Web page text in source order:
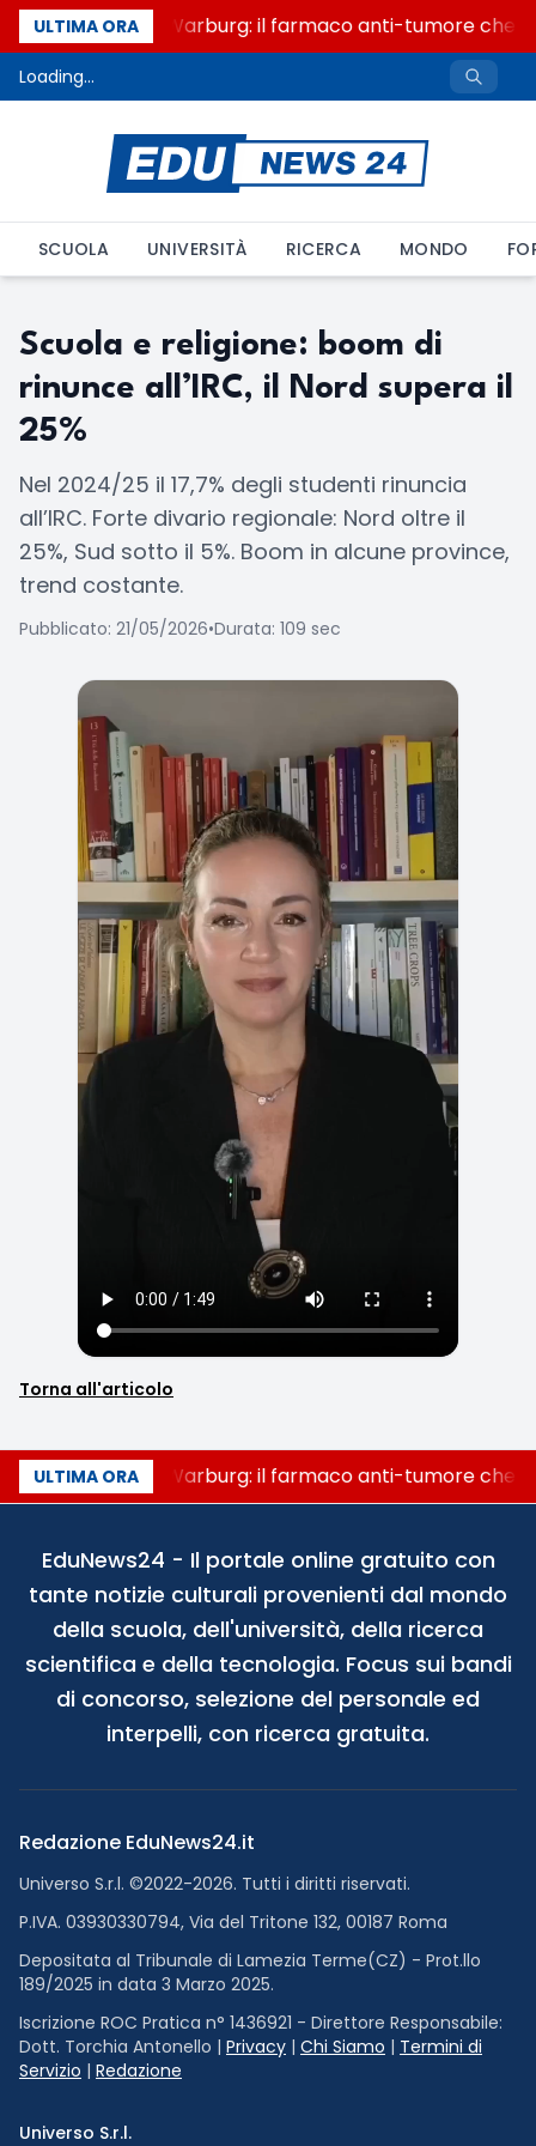
ULTIMA ORA
Un secolo di Warburg: il farmaco anti-tumore che
Loading...
SCUOLA UNIVERSITÀ RICERCA MONDO
Scuola e religione: boom di
rinunce all’IRC, il Nord supera il
25%
Nel 2024/25 il 17,7% degli studenti rinuncia
all’IRC. Forte divario regionale: Nord oltre il
25%, Sud sotto il 5%. Boom in alcune province,
trend costante.
Pubblicato: 21/05/2026•Durata: 109 sec
Torna all'articolo
ULTIMA ORA
Un secolo di Warburg: il farmaco anti-tumore che
EduNews24 - Il portale online gratuito con
tante notizie culturali provenienti dal mondo
della scuola, dell'università, della ricerca
scientifica e della tecnologia. Focus sui bandi
di concorso, selezione del personale ed
interpelli, con ricerca gratuita.
Redazione EduNews24.it
Universo S.r.l. ©2022-2026. Tutti i diritti riservati.
P.IVA. 03930330794, Via del Tritone 132, 00187 Roma
Depositata al Tribunale di Lamezia Terme(CZ) - Prot.llo
189/2025 in data 3 Marzo 2025.
Iscrizione ROC Pratica n° 1436921 - Direttore Responsabile:
Dott. Torchia Antonello | Privacy | Chi Siamo | Termini di
Servizio | Redazione
Universo S.r.l.